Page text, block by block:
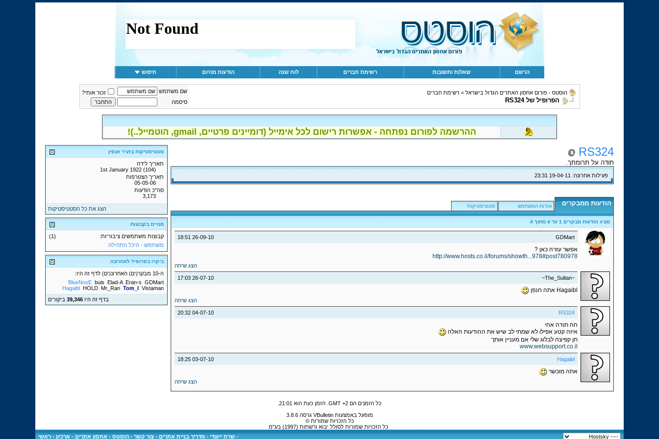
הרשם שאלות ותשובות רשימת חברים לוח שנה הודעות מהיום חיפוש
הוסטס - פורום אחסון האתרים הגדול בישראל > רשימת חברים
הפרופיל של RS324
שם משתמש
זכור אותי?
סיסמה
ההרשמה לפורום נפתחה - אפשרות רישום לכל אימייל (דומיינים פרטיים, gmail, הוטמייל..)!
RS324
תודה על תרומתך.
פעילות אחרונה: 23:31
הודעות ממבקרים אודות המשתמש סטטיסטיקות
מציג הודעות מבקרים 1 עד 4מתוך 4
26-09-10
18:51 GDMart
אפשר עזרה כאן ?
http://www.hosts.co.il/forums/showth...978#post780978
הצג שיחה
26-07-10
17:03 ~The_Sultan~
Hagaibl אתה חנפן
הצג שיחה
04-07-10
20:32 RS324
חח תודה אחי
איזה קטע אפילו לא שמתי לב שיש את ההודעות האלה
תן קפיצה לבלוג שלי אם מעניין אותך
www.websupport.co.il
03-07-10
18:25 Hagaibl
אתה מוכשר
הצג שיחה
סטטיסטיקות בזעיר אנפין
תאריך לידה
1st January 1922 (104)
תאריך הצטרפות
05-05-06
סה"כ הודעות
3,173
הצג את כל הסטטיסטיקות
מנויים בקבוצות
(1)
קבוצות משתמשים ציבוריות:
משתמש - היכל התהילה
ביקרו בפרופיל לאחרונה
ה-10 מבקר(ים) האחרונ(ים) לדף זה היו:
BlueNosE buis Elad-A Eran-s GDMart
Hagaibl HOLD Mr_Ran Tom_l Vistaman
בדף זה היו39,346 ביקורים
כל הזמנים הם GMT +2. הזמן כעת הוא 21:01
מופעל באמצעות VBulletin גרסה 3.8.6
כל הזכויות שמורות ©
כל הזכויות שמורות לסולל יבוא ורשתות (1997) בע"מ
- שרת ייעודי - מדריך בניית אתרים - צור קשר - הוסטס - אחסון אתרים - ארכיון - ראשי